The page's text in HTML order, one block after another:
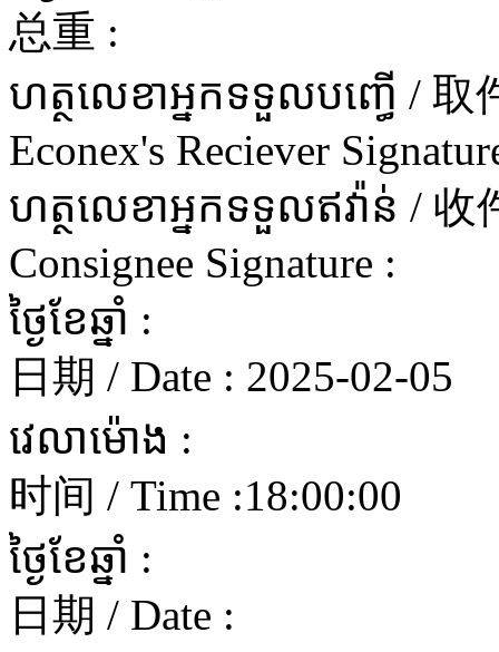
总重 :
ហត្ថលេខាអ្នកទទួលបញ្ធើ / 取
Econex's Reciever
ហត្ថលេខាអ្នកទទួលឥវ៉ាន់ /
Consignee Signature :
ថ្ងៃខែឆ្នាំ :
日期 / Date : 2025-02-05
វេលាម៉ោង :
时间 / Time :18:00:00
ថ្ងៃខែឆ្នាំ :
日期 / Date :